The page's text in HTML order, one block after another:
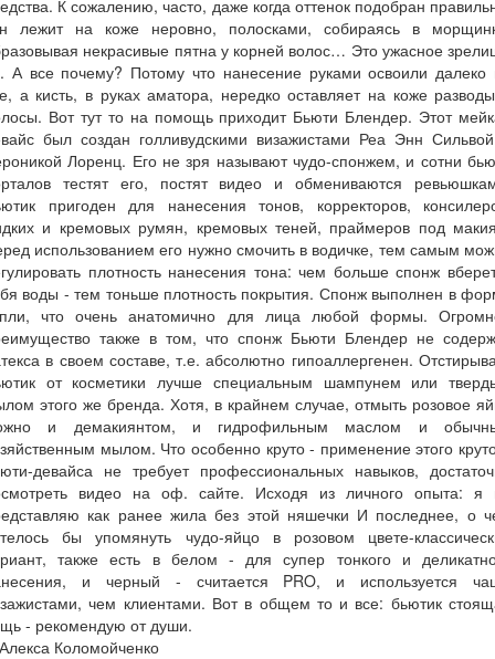
К сожалению, часто, даже когда оттенок подобран
лежит на коже неровно, полосками, собираясь в
некрасивые пятна у корней волос… Это ужасное
А все почему? Потому что нанесение руками освоили далеко
а кисть, в руках аматора, нередко оставляет на коже
Вот тут то на помощь приходит Бьюти Блендер. Этот
был создан голливудскими визажистами Реа Энн
Лоренц. Его не зря называют чудо-спонжем, и сотни
тестят его, постят видео и обмениваются
пригоден для нанесения тонов, корректоров,
и кремовых румян, кремовых теней, праймеров под
использованием его нужно смочить в водичке, тем самым
плотность нанесения тона: чем больше спонж
воды - тем тоньше плотность покрытия. Спонж выполнен в
что очень анатомично для лица любой формы.
также в том, что спонж Бьюти Блендер не
в своем составе, т.е. абсолютно гипоаллергенен.
от косметики лучше специальным шампунем или
этого же бренда. Хотя, в крайнем случае, отмыть розовое
и демакиянтом, и гидрофильным маслом и
мылом. Что особенно круто - применение этого
девайса не требует профессиональных навыков,
видео на оф. сайте. Исходя из личного опыта: я
как ранее жила без этой няшечки И последнее, о
бы упомянуть чудо-яйцо в розовом цвете-
также есть в белом - для супер тонкого и
и черный - считается PRO, и используется
чем клиентами. Вот в общем то и все: бьютик
- рекомендую от души.
Коломойченко